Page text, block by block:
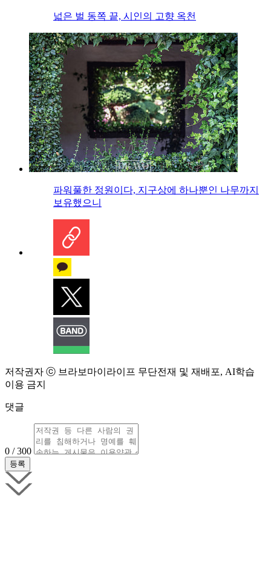
넓은 벌 동쪽 끝, 시인의 고향 옥천
파워풀한 정원이다, 지구상에 하나뿐인 나무까지
보유했으니
저작권자 ⓒ 브라보마이라이프 무단전재 및 재배포, AI학습
이용 금지
댓글
0 / 300